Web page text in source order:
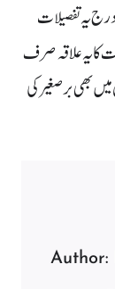
ہے۔ گزٹیئر آف گجرات 1921 میں درج یہ تفصیلات
کا یہ علاقہ صرف
میں بھی برصغیر کی
Author: